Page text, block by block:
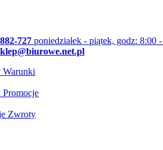
727 poniedziałek - piątek, godz: 8:00
Warunki
Promocje
Zwroty